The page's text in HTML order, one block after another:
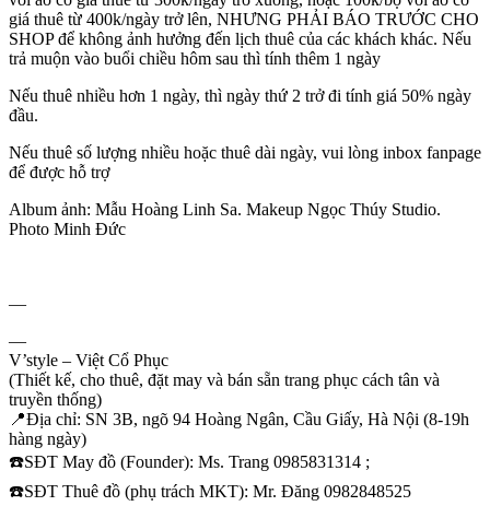
giá thuê từ 400k/ngày trở lên, NHƯNG PHẢI BÁO TRƯỚC CHO
SHOP để không ảnh hưởng đến lịch thuê của các khách khác. Nếu
trả muộn vào buổi chiều hôm sau thì tính thêm 1 ngày
Nếu thuê nhiều hơn 1 ngày, thì ngày thứ 2 trở đi tính giá 50% ngày
đầu.
Nếu thuê số lượng nhiều hoặc thuê dài ngày, vui lòng inbox fanpage
để được hỗ trợ
Album ảnh: Mẫu Hoàng Linh Sa. Makeup Ngọc Thúy Studio.
Photo Minh Đức
—
—
V’style – Việt Cổ Phục
(Thiết kế, cho thuê, đặt may và bán sẵn trang phục cách tân và
truyền thống)
📍Địa chỉ: SN 3B, ngõ 94 Hoàng Ngân, Cầu Giấy, Hà Nội (8-19h
hàng ngày)
☎️SĐT May đồ (Founder): Ms. Trang 0985831314 ;
☎️SĐT Thuê đồ (phụ trách MKT): Mr. Đăng 0982848525